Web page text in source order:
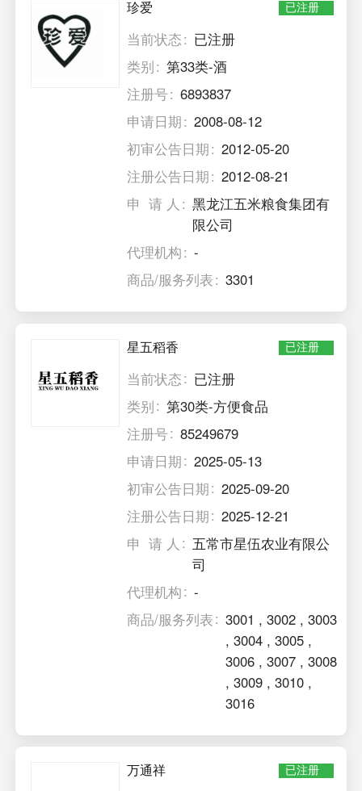
珍爱 已注册
当前状态
已注册
类别
第33类-酒
注册号
6893837
申请日期
2008-08-12
初审公告日期
2012-05-20
注册公告日期
2012-08-21
申 请 人
黑龙江五米粮食集团有
限公司
代理机构
-
商品/服务列表
3301
星五稻香 已注册
当前状态
已注册
类别
第30类-方便食品
注册号
85249679
申请日期
2025-05-13
初审公告日期
2025-09-20
注册公告日期
2025-12-21
申 请 人
五常市星伍农业有限公
司
代理机构
-
商品/服务列表
3001 ,3002 ,3003
,3004 ,3005 ,
3006 ,3007 ,3008
,3009 ,3010 ,
3016
万通祥 已注册